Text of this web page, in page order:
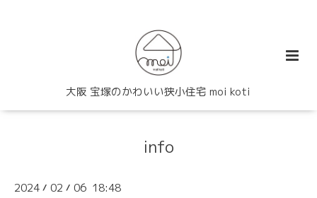
大阪 宝塚のかわいい狭小住宅 moi koti
info
2024 / 02 / 06 18:48